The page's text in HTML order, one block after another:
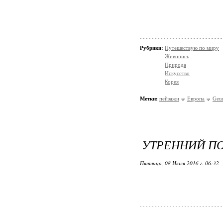
Рубрики: Путешествую по миру
Живопись
Природа
Искусство
Корея
Метки: пейзажи Европа
УТРЕННИЙ
Пятница, 08 Июля 2016 г. 06:32